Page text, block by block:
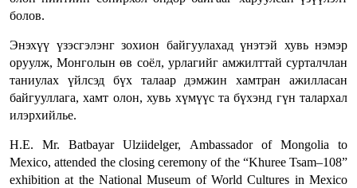
болов.
Энэхүү үзэсгэлэнг зохион байгуулахад үнэтэй хувь нэмэр
оруулж, Монголын өв соёл, урлагийг амжилттай сурталчлан
таниулах үйлсэд бүх талаар дэмжин хамтран ажилласан
байгууллага, хамт олон, хувь хүмүүс та бүхэнд гүн талархал
илэрхийлье.
H.E. Mr. Batbayar Ulziidelger, Ambassador of Mongolia to
Mexico, attended the closing ceremony of the “Khuree Tsam–108”
exhibition at the National Museum of World Cultures in Mexico